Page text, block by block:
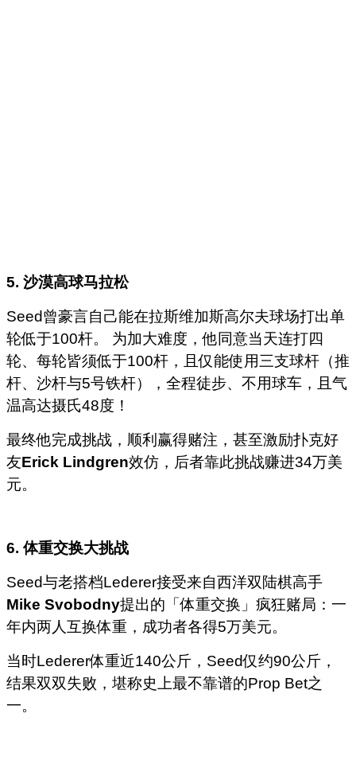
5. 沙漠高球马拉松
Seed曾豪言自己能在拉斯维加斯高尔夫球场打出单
轮低于100杆。 为加大难度，他同意当天连打四
轮、每轮皆须低于100杆，且仅能使用三支球杆（推
杆、沙杆与5号铁杆），全程徒步、不用球车，且气
温高达摄氏48度！
最终他完成挑战，顺利赢得赌注，甚至激励扑克好
友Erick Lindgren效仿，后者靠此挑战赚进34万美
元。
6. 体重交换大挑战
Seed与老搭档Lederer接受来自西洋双陆棋高手
Mike Svobodny提出的「体重交换」疯狂赌局：一
年内两人互换体重，成功者各得5万美元。
当时Lederer体重近140公斤，Seed仅约90公斤，
结果双双失败，堪称史上最不靠谱的Prop Bet之
一。